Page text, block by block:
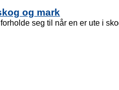
og mark
seg til når en er ute i